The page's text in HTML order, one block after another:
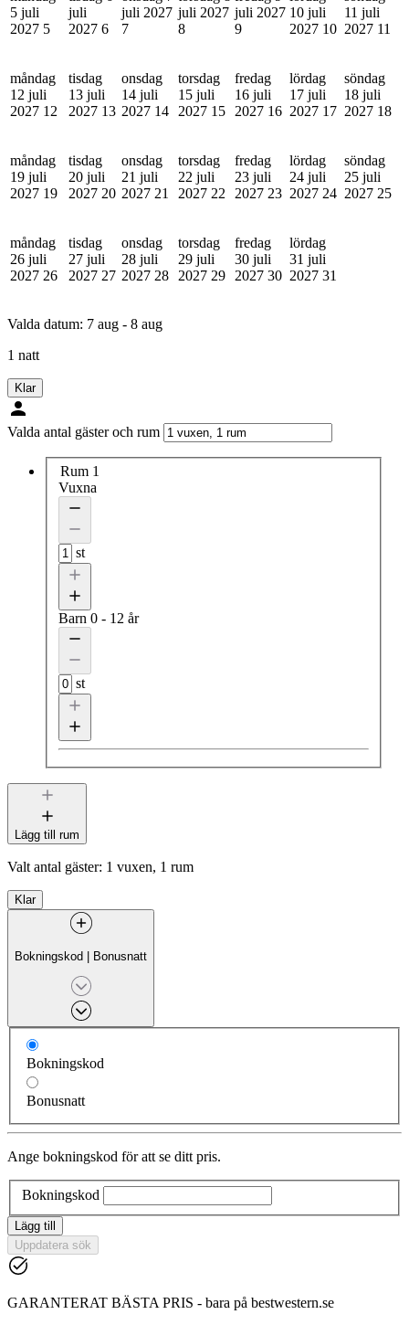
5 juli
2027 5
juli
2027 6
juli 2027
7
juli 2027
8
juli 2027
9
10 juli
2027 10
11 juli
2027 11
måndag
12 juli
2027 12
tisdag
13 juli
2027 13
onsdag
14 juli
2027 14
torsdag
15 juli
2027 15
fredag
16 juli
2027 16
lördag
17 juli
2027 17
söndag
18 juli
2027 18
måndag
19 juli
2027 19
tisdag
20 juli
2027 20
onsdag
21 juli
2027 21
torsdag
22 juli
2027 22
fredag
23 juli
2027 23
lördag
24 juli
2027 24
söndag
25 juli
2027 25
måndag
26 juli
2027 26
tisdag
27 juli
2027 27
onsdag
28 juli
2027 28
torsdag
29 juli
2027 29
fredag
30 juli
2027 30
lördag
31 juli
2027 31
Valda datum: 7 aug - 8 aug
1 natt
Klar
Valda antal gäster och rum
Rum 1
Vuxna
st
Barn 0 - 12 år
st
Lägg till rum
Valt antal gäster: 1 vuxen, 1 rum
Klar
Bokningskod | Bonusnatt
Bokningskod
Bonusnatt
Ange bokningskod för att se ditt pris.
Bokningskod
Lägg till
Uppdatera sök
GARANTERAT BÄSTA PRIS - bara på bestwestern.se